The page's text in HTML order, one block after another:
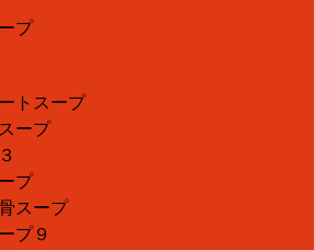
プ
トスープ
ープ
プ
スープ
プ９